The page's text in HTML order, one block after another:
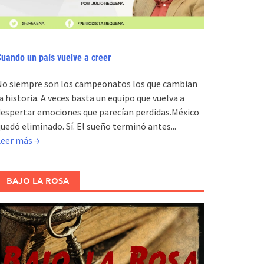
un país vuelve a creer
siempre son los campeonatos los que cambian
historia. A veces basta un equipo que vuelva a
emociones que parecían perdidas.México
eliminado. Sí. El sueño terminó antes...
más →
BAJO LA ROSA